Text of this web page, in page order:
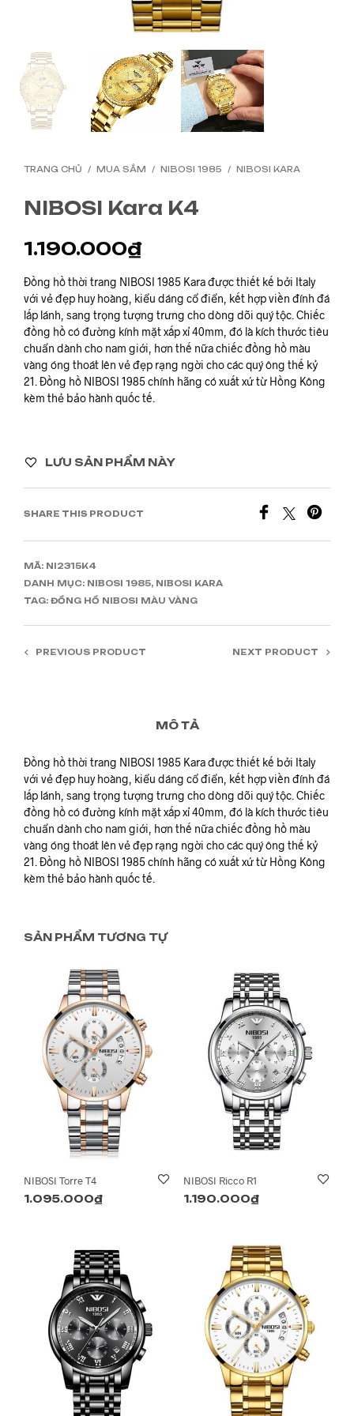
TRANG CHỦ / MUA SẮM / NIBOSI 1985 / NIBOSI KARA
NIBOSI Kara K4
1.190.000₫
Đồng hồ thời trang NIBOSI 1985 Kara được thiết kế bởi Italy
với vẻ đẹp huy hoàng, kiểu dáng cổ điển, kết hợp viền đính đá
lấp lánh, sang trọng tượng trưng cho dòng dõi quý tộc. Chiếc
đồng hồ có đường kính mặt xấp xỉ 40mm, đó là kích thước tiêu
chuẩn dành cho nam giới, hơn thế nữa chiếc đồng hồ màu
vàng óng thoát lên vẻ đẹp rạng ngời cho các quý ông thế kỷ
21. Đồng hồ NIBOSI 1985 chính hãng có xuất xứ từ Hồng Kông
kèm thẻ bảo hành quốc tế.
LƯU SẢN PHẨM NÀY
SHARE THIS PRODUCT
MÃ: NI2315K4
DANH MỤC: NIBOSI 1985, NIBOSI KARA
TAG: ĐỒNG HỒ NIBOSI MÀU VÀNG
PREVIOUS PRODUCT NEXT PRODUCT
MÔ TẢ
Đồng hồ thời trang NIBOSI 1985 Kara được thiết kế bởi Italy
với vẻ đẹp huy hoàng, kiểu dáng cổ điển, kết hợp viền đính đá
lấp lánh, sang trọng tượng trưng cho dòng dõi quý tộc. Chiếc
đồng hồ có đường kính mặt xấp xỉ 40mm, đó là kích thước tiêu
chuẩn dành cho nam giới, hơn thế nữa chiếc đồng hồ màu
vàng óng thoát lên vẻ đẹp rạng ngời cho các quý ông thế kỷ
21. Đồng hồ NIBOSI 1985 chính hãng có xuất xứ từ Hồng Kông
kèm thẻ bảo hành quốc tế.
SẢN PHẨM TƯƠNG TỰ
NIBOSI Torre T4
1.095.000₫
NIBOSI Ricco R1
1.190.000₫